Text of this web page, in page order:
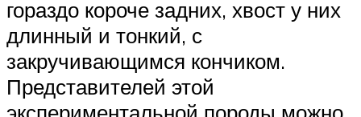
гораздо короче задних, хвост у них
длинный и тонкий, с
закручивающимся кончиком.
Представителей этой
экспериментальной породы можно